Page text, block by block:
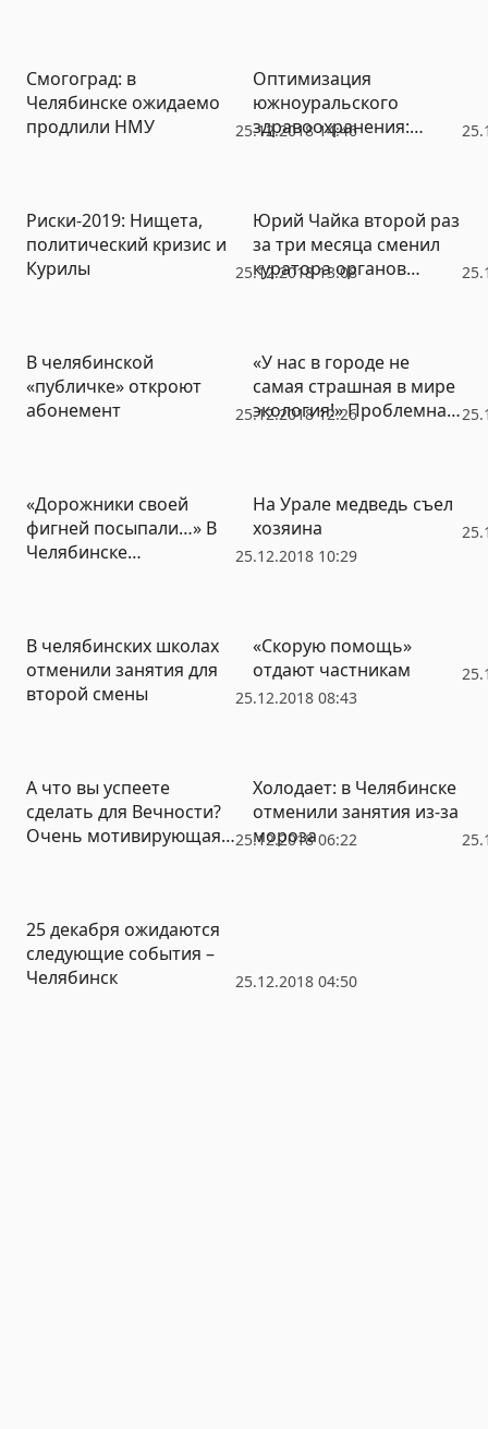
25.12.2018 14:46
Смогоград: в
Челябинске ожидаемо
продлили НМУ
Оптимизация
южноуральского
здравоохранения:
25.12.2018 13:08
Риски-2019: Нищета,
политический кризис и
Курилы
Юрий Чайка второй раз
за три месяца сменил
куратора органов
25.12.2018 12:26
В челябинской
«публичке» откроют
абонемент
«У нас в городе не
самая страшная в мире
экология!» Проблемная
25.12.2018 10:29
«Дорожники своей
фигней посыпали…» В
Челябинске
На Урале медведь съел
хозяина
25.12.2018 08:43
В челябинских школах
отменили занятия для
второй смены
«Скорую помощь»
отдают частникам
25.12.2018 06:22
А что вы успеете
сделать для Вечности?
Очень мотивирующая
Холодает: в Челябинске
отменили занятия из-за
мороза
25.12.2018 04:50
25 декабря ожидаются
следующие события –
Челябинск